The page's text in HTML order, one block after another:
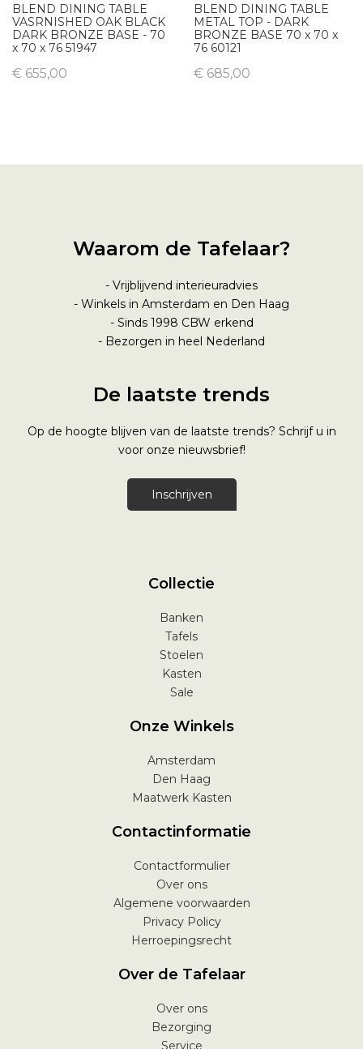
BLEND DINING TABLE
VASRNISHED OAK BLACK
DARK BRONZE BASE - 70
x 70 x 76 51947
€ 655,00
BLEND DINING TABLE
METAL TOP - DARK
BRONZE BASE 70 x 70 x
76 60121
€ 685,00
Waarom de Tafelaar?
- Vrijblijvend interieuradvies
- Winkels in Amsterdam en Den Haag
- Sinds 1998 CBW erkend
- Bezorgen in heel Nederland
De laatste trends
Op de hoogte blijven van de laatste trends? Schrijf u in
voor onze nieuwsbrief!
Inschrijven
Collectie
Banken
Tafels
Stoelen
Kasten
Sale
Onze Winkels
Amsterdam
Den Haag
Maatwerk Kasten
Contactinformatie
Contactformulier
Over ons
Algemene voorwaarden
Privacy Policy
Herroepingsrecht
Over de Tafelaar
Over ons
Bezorging
Service